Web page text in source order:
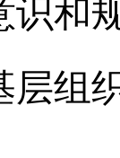
识和
层组